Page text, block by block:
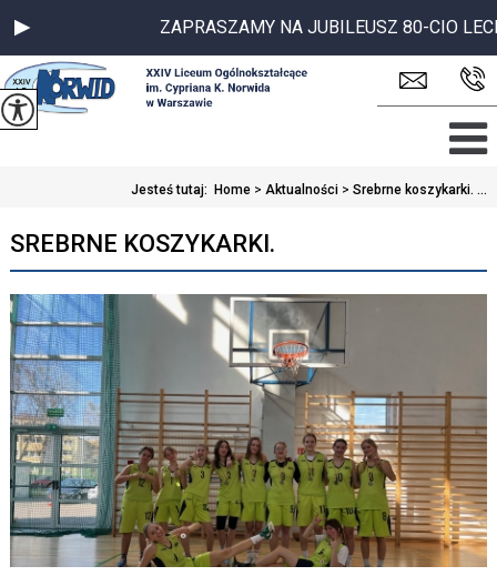
ZAPRASZAMY NA JUBILEUSZ 80-CIO
Jesteś tutaj: Home > Aktualności > Srebrne koszykarki. ...
SREBRNE KOSZYKARKI.